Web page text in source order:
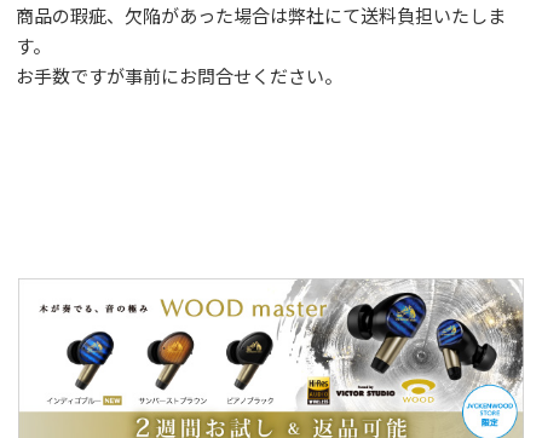
商品の瑕疵、欠陥があった場合は弊社にて送料負担いたしま
す。
お手数ですが事前にお問合せください。